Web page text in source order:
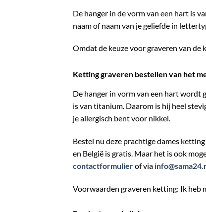
De hanger in de vorm van een hart is
naam of naam van je geliefde in
Omdat de keuze voor graveren van de
Ketting graveren bestellen van het
De hanger in vorm van een hart wordt
is van titanium. Daarom is hij heel
je allergisch bent voor nikkel.
Bestel nu deze prachtige dames
en België is gratis. Maar het is ook
contactformulierof via
Voorwaarden graveren ketting: Ik heb